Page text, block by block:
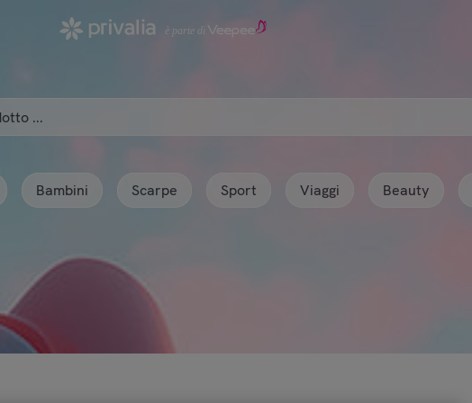
Bambini Scarpe Sport Viaggi Beauty